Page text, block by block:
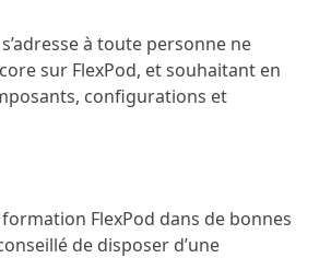
à toute personne ne
sur FlexPod, et souhaitant en
configurations et
FlexPod dans de bonnes
de disposer d’une